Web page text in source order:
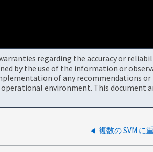
regarding the accuracy or
by the use of the information or
of any recommendations
environment. This document